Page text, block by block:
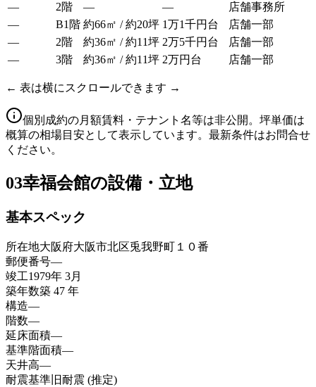
—
2階 — —
店舗事務所
—
B1階 約66㎡ / 約20坪 1万1千円台
店舗一部
—
2階 約36㎡ / 約11坪 2万5千円台
店舗一部
—
3階 約36㎡ / 約11坪 2万円台 店舗一部
← 表は横にスクロールできます →
個別成約の月額賃料・テナント名等は非公開。坪単価は
概算の相場目安として表示しています。最新条件はお問合せ
ください。
03幸福会館の設備・立地
基本スペック
所在地大阪府大阪市北区兎我野町１０番
郵便番号—
竣工1979年 3月
築年数築 47 年
構造—
階数—
延床面積—
基準階面積—
天井高—
耐震基準 旧耐震 (推定)